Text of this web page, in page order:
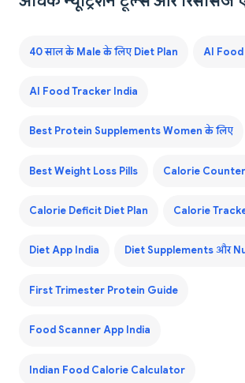
40 साल के Male के लिए Diet Plan AI
AI Food Tracker India
Best Protein Supplements Women के लिए
Best Weight Loss Pills Calorie
Calorie Deficit Diet Plan Calorie
Diet App India Diet Supplements और
First Trimester Protein Guide
Food Scanner App India
Indian Food Calorie Calculator